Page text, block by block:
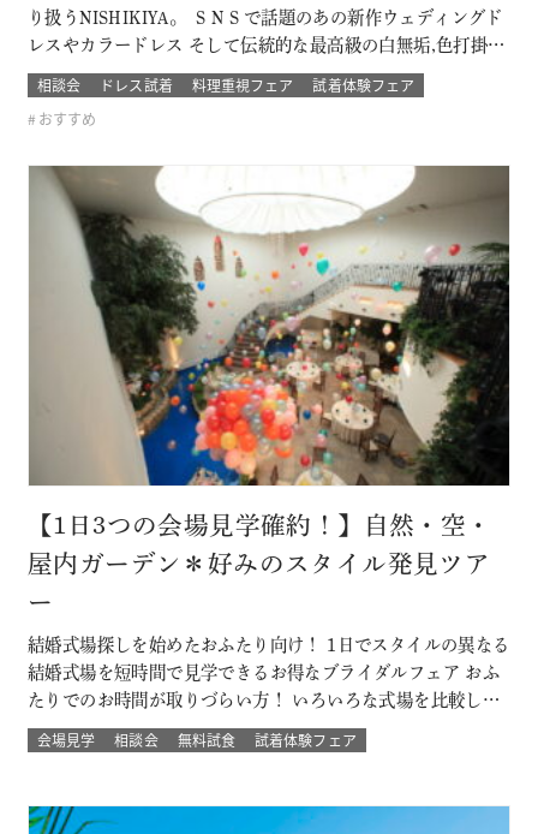
り扱うNISHIKIYA。 ＳＮＳで話題のあの新作ウェディングド
レスやカラードレス そして伝統的な最高級の白無垢,色打掛,本
振袖からブライズメイドの衣裳まで 衣裳のラインナップは品
質や数どちらとも県内でもトップレベル プロのドレスコーデ
ィネーターと打ち合わせをして結婚式当日の「運命の一着」
相談会 ドレス試着 料理重視フェア
試着体験フェア
おすすめ
【1日3つの会場見学確約！】自然・空・
屋内ガーデン＊好みのスタイル発見ツア
ー
結婚式場探しを始めたおふたり向け！ 1日でスタイルの異なる
結婚式場を短時間で見学できるお得なブライダルフェア おふ
たりでのお時間が取りづらい方！ いろいろな式場を比較した
い方！ 結婚式のイメージが決まってない方！にもおすすめな
ツアーです☆ 自然の中でアットホームに、空の雰囲気を感じ
チャンス！！ このフェ…
会場見学 相談会 無料試食 試着体験フェア